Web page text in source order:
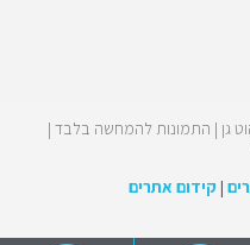
גן | התמונות להמחשה בלבד |
| קידום אתרים